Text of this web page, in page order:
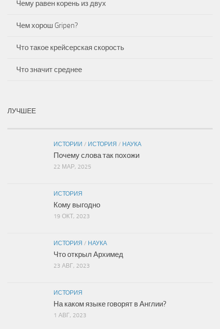
Чему равен корень из двух
Чем хорош Gripen?
Что такое крейсерская скорость
Что значит среднее
ЛУЧШЕЕ
ИСТОРИИ / ИСТОРИЯ / НАУКА
Почему слова так похожи
22 МАР, 2025
ИСТОРИЯ
Кому выгодно
19 ОКТ, 2023
ИСТОРИЯ / НАУКА
Что открыл Архимед
23 АВГ, 2023
ИСТОРИЯ
На каком языке говорят в Англии?
1 АВГ, 2023